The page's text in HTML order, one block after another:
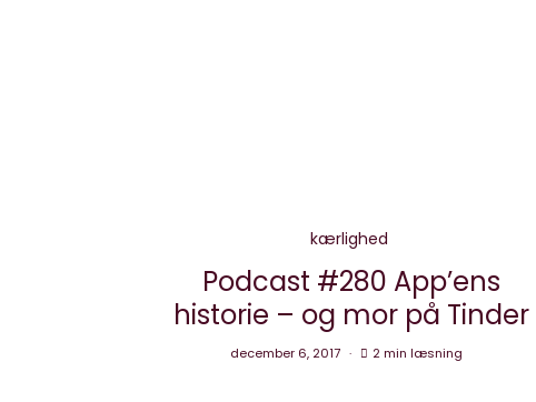
kærlighed
Podcast #280 App’ens
historie – og mor på Tinder
december 6, 2017 2 min læsning